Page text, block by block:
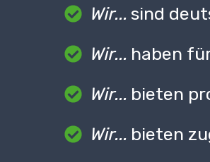
Wir... sind
Wir... haben
Wir... bieten
Wir... bieten